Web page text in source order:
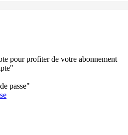
pour profiter de votre abonnement
passe"